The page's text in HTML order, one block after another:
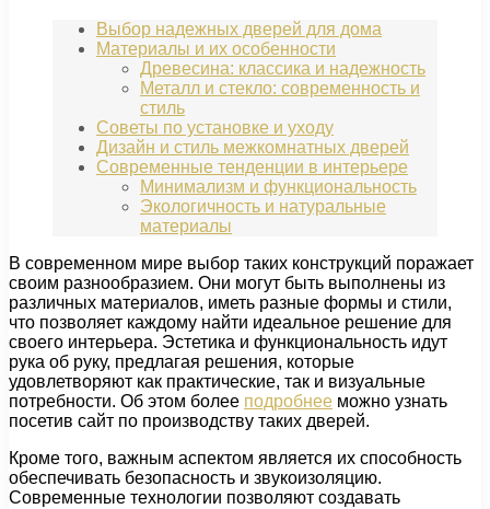
Выбор надежных дверей для дома
Материалы и их особенности
Древесина: классика и надежность
Металл и стекло: современность и
стиль
Советы по установке и уходу
Дизайн и стиль межкомнатных дверей
Современные тенденции в интерьере
Минимализм и функциональность
Экологичность и натуральные
материалы
В современном мире выбор таких конструкций поражает
своим разнообразием. Они могут быть выполнены из
различных материалов, иметь разные формы и стили,
что позволяет каждому найти идеальное решение для
своего интерьера. Эстетика и функциональность идут
рука об руку, предлагая решения, которые
удовлетворяют как практические, так и визуальные
потребности. Об этом более подробнее можно узнать
посетив сайт по производству таких дверей.
Кроме того, важным аспектом является их способность
обеспечивать безопасность и звукоизоляцию.
Современные технологии позволяют создавать